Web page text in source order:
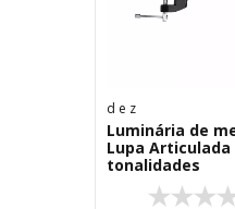
d e z
Luminária de
Lupa Articulada
tonalidades